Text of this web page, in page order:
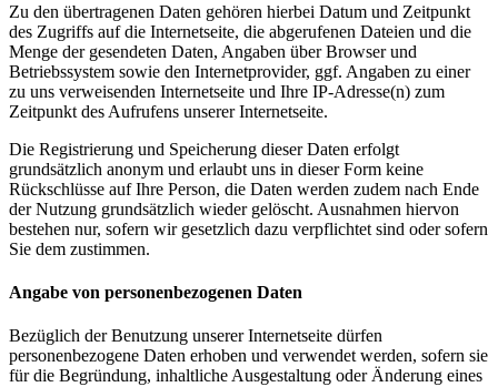
Zu den übertragenen Daten gehören hierbei Datum und Zeitpunkt
des Zugriffs auf die Internetseite, die abgerufenen Dateien und die
Menge der gesendeten Daten, Angaben über Browser und
Betriebssystem sowie den Internetprovider, ggf. Angaben zu einer
zu uns verweisenden Internetseite und Ihre IP-Adresse(n) zum
Zeitpunkt des Aufrufens unserer Internetseite.
Die Registrierung und Speicherung dieser Daten erfolgt
grundsätzlich anonym und erlaubt uns in dieser Form keine
Rückschlüsse auf Ihre Person, die Daten werden zudem nach Ende
der Nutzung grundsätzlich wieder gelöscht. Ausnahmen hiervon
bestehen nur, sofern wir gesetzlich dazu verpflichtet sind oder sofern
Sie dem zustimmen.
Angabe von personenbezogenen Daten
Bezüglich der Benutzung unserer Internetseite dürfen
personenbezogene Daten erhoben und verwendet werden, sofern sie
für die Begründung, inhaltliche Ausgestaltung oder Änderung eines